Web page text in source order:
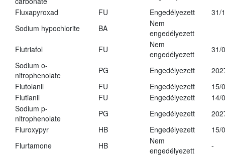
Fluxapyroxad
FU Engedélyezett
31/
Sodium hypochlorite
BA
Nem
engedélyezett
Flutriafol
FU
Nem
engedélyezett
31/
Sodium o-
nitrophenolate
PG Engedélyezett
Flutolanil
FU Engedélyezett
15/
Flutianil
FU Engedélyezett
14/
Sodium p-
nitrophenolate
PG Engedélyezett
Fluroxypyr
HB Engedélyezett
15/
Flurtamone
HB
Nem
engedélyezett
-